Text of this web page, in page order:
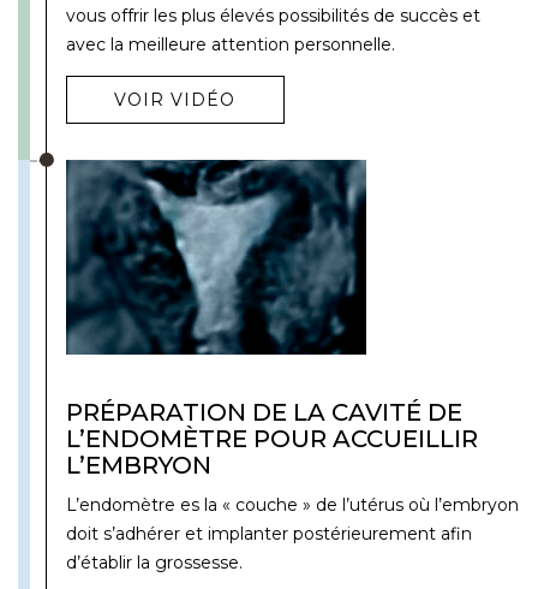
vous offrir les plus élevés possibilités de succès et
avec la meilleure attention personnelle.
VOIR VIDÉO
PRÉPARATION DE LA CAVITÉ DE
L’ENDOMÈTRE POUR ACCUEILLIR
L’EMBRYON
L’endomètre es la « couche » de l’utérus où l’embryon
doit s’adhérer et implanter postérieurement afin
d’établir la grossesse.